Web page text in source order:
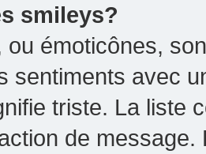
smileys?
ou émoticônes,
sentiments avec
triste. La liste
de